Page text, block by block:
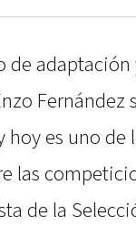
de adaptación
Fernández
es uno de
las
de la